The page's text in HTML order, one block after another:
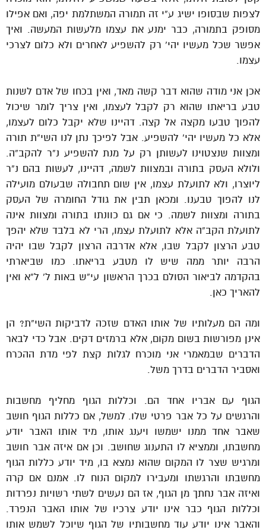
לצפות שבסופו ישיג ע”י זה תמורה המשתלמת יפה, ואם אפילו
מסופק בתמורה, כבר ימנע את עצמו מלעשות המעשה. ואיך
אפשר שכל מעשיו יהי’ רק להשפיע לאחרים ולא כלום לצרכי
עצמו.
אכן אני מודה שהוא דבר קשה מאד, ואין בכחו של אדם לשנות
טבע בריאתו שהוא רק לקבל לעצמו, ואין צריך לומר שיכול
להפוך טבעו מקצה אל קצה. דהיינו שלא יקבל כלום לעצמו,
אלא כל מעשיו יהי’ להשפיע. אבל לפיכך נתן לנו השי”ת תורה
ומצוות שנצטוינו לעשותן רק על מנת להשפיע נ”ר להקב”ה.
ולולא העסק בתורה ובמצוות לשמה, דהיינו, לעשות בהם נ”ר
ליוצרו, ולא לתועלת עצמו, אין שום תחבולה שבעולם מועילה
לנו להפוך טבענו. ומכאן תבין את גודל החומרה של העסק
בתורה ומצוות לשמה. כי אם גם כוונתו בתורה ומצוות אינה
לתועלת הקב”ה אלא לתועלת עצמו, הרי לא בלבד שלא יהפך
טבע הרצון לקבל שבו, אלא אדרבה הרצון לקבל שבו יהיה
הרבה יותר ממה שיש לו מטבע בריאתו. כמו שביארתי
בהקדמה לביאור הסולם בכרך הראשון עי”ש באות ל’ ל”א ואין
להאריך כאן.
ומה הם מעלותיו של אותו האדם שזכה לדביקות השי”ת? הן
אינן מפורשות בשום מקום, אלא ברמזים דקים. אבל כדי לבאר
הדברים שבמאמרי אני מוכרח לגלות קצת לפי מדת ההכרח
ואסביר הדברים בדרך משל.
הגוף עם אבריו אחד הם. וכללות הגוף מחליף מחשבות
והרגשים על כל אבר פרטי שלו. למשל, אם כללות הגוף חושב
שאבר אחד ממנו ישמשו ויענג אותו, מיד אותו האבר יודע
מחשבתו, וממציא לו התענוג שחושב. וכן אם איזה אבר חושב
ומרגיש שצר לו המקום שהוא נמצא בו, מיד יודע כללות הגוף
מחשבתו והרגשתו ומעבירו למקום הנוח לו. אמנם אם קרה
ואיזה אבר נחתך מן הגוף, אז הם נעשים לשתי רשויות נפרדות
וכללות הגוף כבר אינו יודע צרכיו של אותו האבר הנפרד.
והאבר אינו יודע עוד מחשבותיו של הגוף שיוכל לשמש אותו